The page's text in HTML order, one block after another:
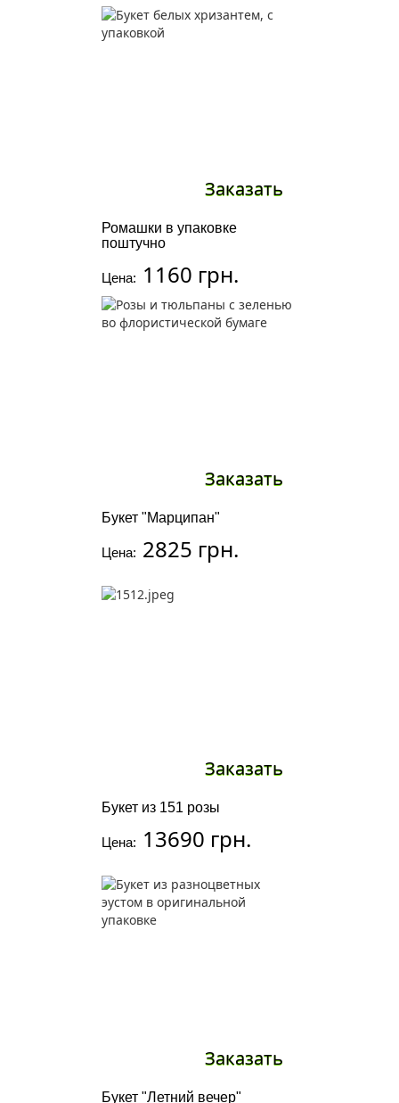
Ромашки в упаковке
поштучно
Цена: 1160 грн.
Заказать
Букет "Марципан"
Цена: 2825 грн.
Заказать
Букет из 151 розы
Цена: 13690 грн.
Заказать
Букет "Летний вечер"
Заказать